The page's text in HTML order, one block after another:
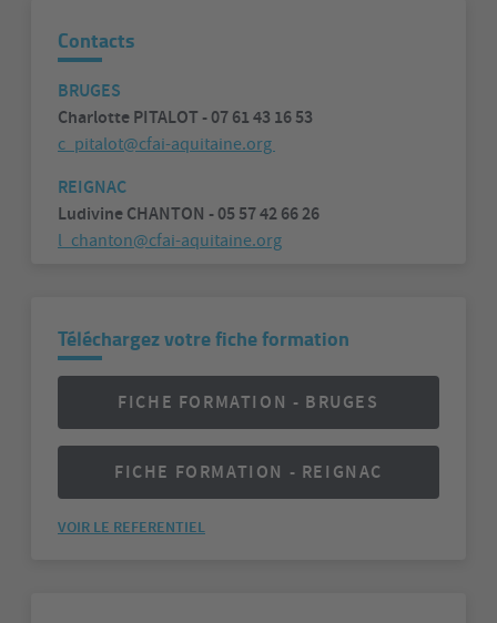
Contacts
BRUGES
Charlotte PITALOT - 07 61 43 16 53
c_pitalot@cfai-aquitaine.org
REIGNAC
Ludivine CHANTON - 05 57 42 66 26
l_chanton@cfai-aquitaine.org
Téléchargez votre fiche formation
FICHE FORMATION - BRUGES
FICHE FORMATION - REIGNAC
VOIR LE REFERENTIEL